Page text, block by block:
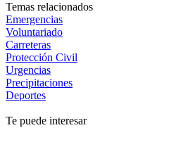
Temas relacionados
Emergencias
Voluntariado
Carreteras
Protección Civil
Urgencias
Precipitaciones
Deportes
Te puede interesar